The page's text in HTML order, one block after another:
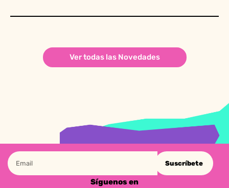
Ver todas las Novedades
Suscríbete
Síguenos en